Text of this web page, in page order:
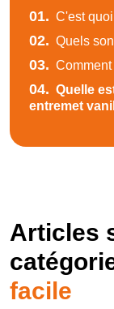
01. C'est
02. Quels
03.
04. Quelle
entremet
Articles
facile